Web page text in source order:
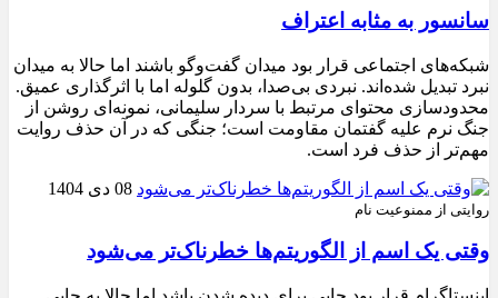
سانسور به مثابه اعتراف
شبکه‌های اجتماعی قرار بود میدان گفت‌وگو باشند اما حالا به میدان
نبرد تبدیل شده‌اند. نبردی بی‌صدا، بدون گلوله اما با اثرگذاری عمیق.
محدودسازی محتوای مرتبط با سردار سلیمانی، نمونه‌ای روشن از
جنگ نرم علیه گفتمان مقاومت است؛ جنگی که در آن حذف روایت
مهم‌تر از حذف فرد است.
08 دی 1404
روایتی از ممنوعیت نام
وقتی یک اسم از الگوریتم‌ها خطرناک‌تر می‌شود